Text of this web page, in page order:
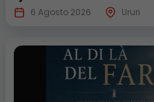
6 Agosto 2026 Ururi